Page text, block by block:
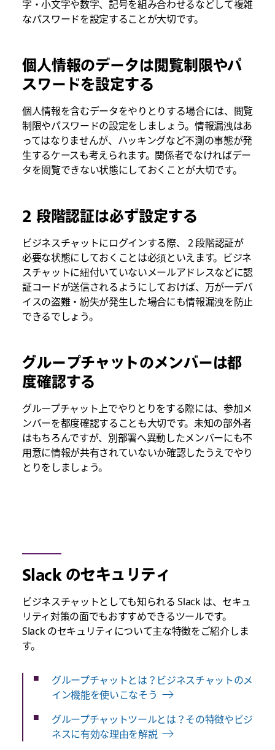
字・小文字や数字、記号を組み合わせるなどして複雑
なパスワードを設定することが大切です。
個人情報のデータは閲覧制限やパ
スワードを設定する
個人情報を含むデータをやりとりする場合には、閲覧
制限やパスワードの設定をしましょう。情報漏洩はあ
ってはなりませんが、ハッキングなど不測の事態が発
生するケースも考えられます。関係者でなければデー
タを閲覧できない状態にしておくことが大切です。
2 段階認証は必ず設定する
ビジネスチャットにログインする際、 2 段階認証が
必要な状態にしておくことは必須といえます。ビジネ
スチャットに紐付いていないメールアドレスなどに認
証コードが送信されるようにしておけば、万が一デバ
イスの盗難・紛失が発生した場合にも情報漏洩を防止
できるでしょう。
グループチャットのメンバーは都
度確認する
グループチャット上でやりとりをする際には、参加メ
ンバーを都度確認することも大切です。未知の部外者
はもちろんですが、別部署へ異動したメンバーにも不
用意に情報が共有されていないか確認したうえでやり
とりをしましょう。
Slack のセキュリティ
ビジネスチャットとしても知られる Slack は、セキュ
リティ対策の面でもおすすめできるツールです。
Slack のセキュリティについて主な特徴をご紹介しま
す。
グループチャットとは？ビジネスチャットのメ
イン機能を使いこなそう
グループチャットツールとは？その特徴やビジ
ネスに有効な理由を解説